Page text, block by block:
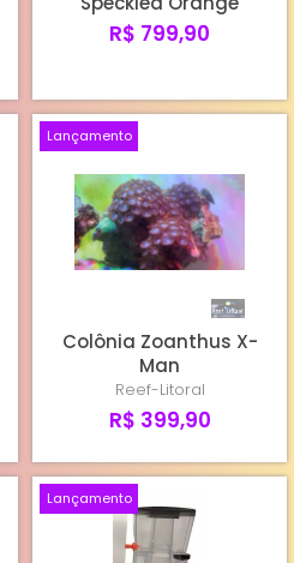
R$ 799,90
Lançamento
Colônia Zoanthus X-
Man
Reef-Litoral
R$ 399,90
Lançamento